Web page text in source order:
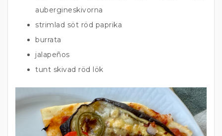
aubergineskivorna
strimlad söt röd paprika
burrata
jalapeños
tunt skivad röd lök